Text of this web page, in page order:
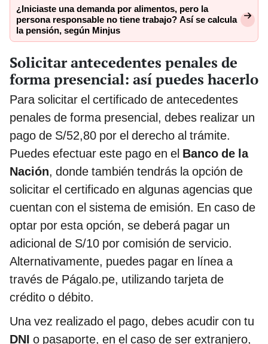
¿Iniciaste una demanda por alimentos, pero la
persona responsable no tiene trabajo? Así se calcula
la pensión, según Minjus
Solicitar antecedentes penales de
forma presencial: así puedes hacerlo
Para solicitar el certificado de antecedentes
penales de forma presencial, debes realizar un
pago de S/52,80 por el derecho al trámite.
Puedes efectuar este pago en el Banco de la
Nación, donde también tendrás la opción de
solicitar el certificado en algunas agencias que
cuentan con el sistema de emisión. En caso de
optar por esta opción, se deberá pagar un
adicional de S/10 por comisión de servicio.
Alternativamente, puedes pagar en línea a
través de Págalo.pe, utilizando tarjeta de
crédito o débito.
Una vez realizado el pago, debes acudir con tu
DNI o pasaporte, en el caso de ser extranjero,